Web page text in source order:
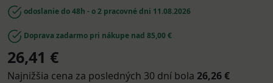
odoslanie do 48h - o 2 pracovné dni 11.08.2026
Doprava zadarmo pri nákupe nad 85,00 €
26,41 €
Najnižšia cena za posledných 30 dní bola 26,26 €